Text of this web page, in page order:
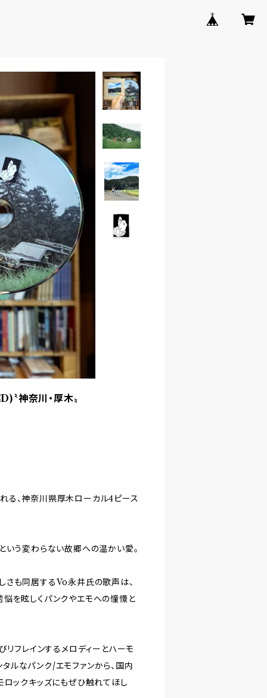
奈川・厚木〟
る、神奈川県厚木ローカル4ピース
いう変わらない故郷への温かい愛。
さも同居するVo永井氏の歌声は、
を眩しくパンクやエモへの憧憬と
フレインするメロディーとハーモ
なパンク/エモファンから、国内
ックキッズにもぜひ触れてほし